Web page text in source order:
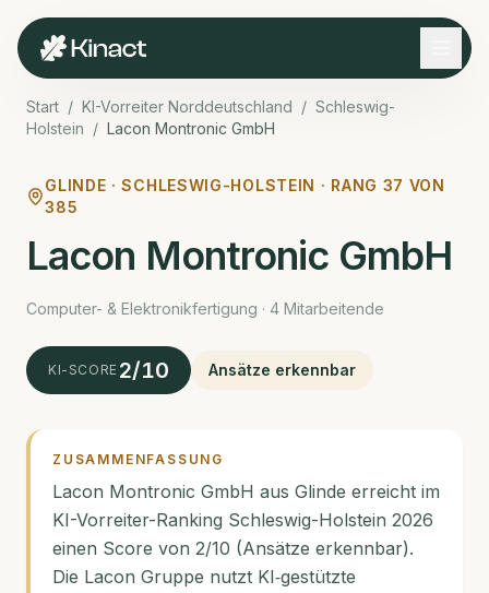
Start / KI-Vorreiter Norddeutschland / Schleswig-
Holstein / Lacon Montronic GmbH
GLINDE ·SCHLESWIG-HOLSTEIN · RANG 37 VON
385
Lacon Montronic GmbH
Computer- & Elektronik­fertigung · 4 Mitarbeitende
KI-SCORE 2/10 Ansätze erkennbar
ZUSAMMENFASSUNG
Lacon Montronic GmbH aus Glinde erreicht im
KI-Vorreiter-Ranking Schleswig-Holstein 2026
einen Score von 2/10 (Ansätze erkennbar).
Die Lacon Gruppe nutzt KI‑gestützte